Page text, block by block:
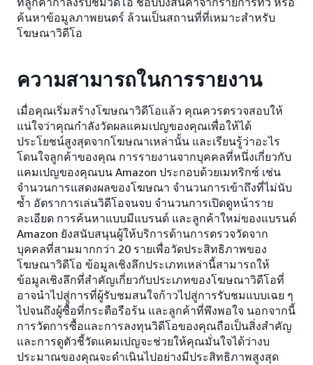
ค้นหาข้อมูลภาพยนตร์ ล้วนเป็นสถานที่ที่เหมาะสำหรับ
โฆษณาวิดีโอ
ความสามารถในการรายงาน
เมื่อคุณเริ่มสร้างโฆษณาวิดีโอแล้ว คุณควรตรวจสอบให้
แน่ใจว่าคุณกำลังวัดผลแคมเปญของคุณเพื่อให้ได้
ประโยชน์สูงสุดจากโฆษณาเหล่านั้น และเรียนรู้ว่าอะไร
โดนใจลูกค้าของคุณ การรายงานจากบุคคลที่หนึ่งเกี่ยวกับ
แคมเปญของคุณบน Amazon ประกอบด้วยเมทริกซ์ เช่น
จำนวนการแสดงผลของโฆษณา จำนวนการเข้าถึงที่ไม่นับ
ซ้ำ อัตราการเล่นวิดีโอจนจบ จำนวนการเปิดดูหน้าราย
ละเอียด การค้นหาแบบมีแบรนด์ และลูกค้าใหม่ของแบรนด์
Amazon ยังสนับสนุนผู้ให้บริการด้านการตรวจวัดจาก
บุคคลที่สามมากกว่า 20 รายเพื่อวัดประสิทธิภาพของ
โฆษณาวิดีโอ ข้อมูลเชิงลึกประเภทเหล่านี้สามารถให้
ข้อมูลเชิงลึกที่สำคัญเกี่ยวกับประเภทของโฆษณาวิดีโอที่
อาจนำไปสู่การที่ผู้รับชมสนใจก้าวไปสู่การรับชมแบบเฉย ๆ
ไปจนถึงผู้ซื้อที่กระตือรือร้น และลูกค้าที่พึงพอใจ นอกจากนี้
การวัดการซื้อและการลงทุนวิดีโอของคุณถือเป็นสิ่งสำคัญ
และการดูตัวชี้วัดแคมเปญจะช่วยให้คุณมั่นใจได้ว่างบ
ประมาณของคุณจะดำเนินไปอย่างมีประสิทธิภาพสูงสุด